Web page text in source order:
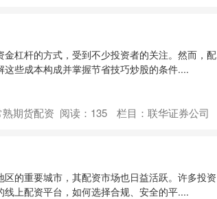
杠杆的方式，受到不少投资者的关注。然而，配
些成本构成并掌握节省技巧炒股的条件....
期货配资 阅读： 135 栏目： 联华证券公司
的重要城市，其配资市场也日益活跃。许多投资
上配资平台，如何选择合规、安全的平....